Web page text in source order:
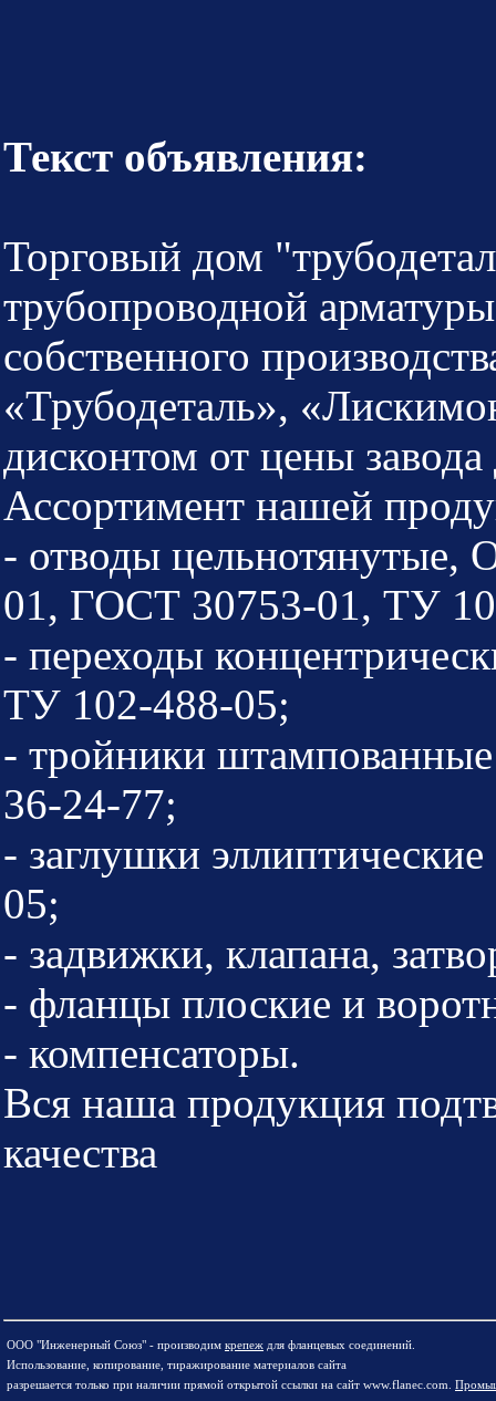
Текст объявления:
Торговый дом
трубопроводной
собственного
«Трубодеталь»,
дисконтом от цены
Ассортимент нашей
- отводы
01, ГОСТ 30753-01, ТУ
- переходы
ТУ 102-488-05;
- тройники
36-24-77;
- заглушки
05;
- задвижки, клапана,
- фланцы плоские и
- компенсаторы.
Вся наша продукция
качества
ООО "Инженерный Союз" - производим крепеж для фланцевых соединений.
Использование, копирование, тиражирование материалов сайта
разрешается только при наличии прямой открытой ссылки на сайт www.flanec.com.